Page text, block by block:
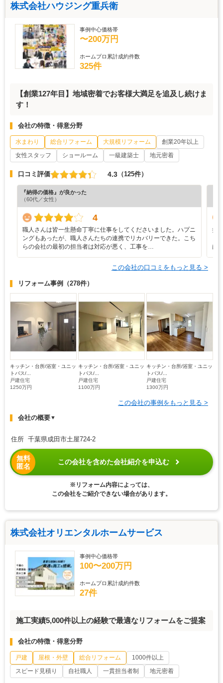
株式会社ハウジング重兵衛
事例中心価格帯
〜200万円
ホームプロ累計成約件数
325件
【創業127年目】地域密着でお客様大満足を追及し続けま
す！
会社の特徴・得意分野
水まわり 総合リフォーム 大規模リフォーム
創業20年以上
女性スタッフ
ショールーム 一級建築士 地元密着
口コミ評価 4.3 （125件）
『納得の価格』が良かった
（60代／女性）
4
職人さんは皆一生懸命丁寧に仕事をしてくださいました。ハプニ
ングもあったが、職人さんたちの連携でリカバリーできた。こち
らの会社の最初の担当者は対応が悪く、工事を…
担
は
この会社の口コミをもっと見る >
リフォーム事例 （278件）
キッチン・台所/浴室・ユニッ
トバス/...
戸建住宅
1250万円
キッチン・台所/浴室・ユニッ
トバス/...
戸建住宅
1100万円
キッチン・台所/浴室・ユニッ
トバス/...
戸建住宅
1300万円
この会社の事例をもっと見る >
会社の概要▼
住所 千葉県成田市土屋724-2
無料
匿名
この会社を含めた会社紹介を申込む
※リフォーム内容によっては、
この会社をご紹介できない場合があります。
株式会社オリエンタルホームサービス
事例中心価格帯
100〜200万円
ホームプロ累計成約件数
27件
施工実績5,000件以上の経験で最適なリフォームをご提案
会社の特徴・得意分野
戸建 屋根・外壁 総合リフォーム
1000件以上
スピード見積り
自社職人 一貫担当者制 地元密着